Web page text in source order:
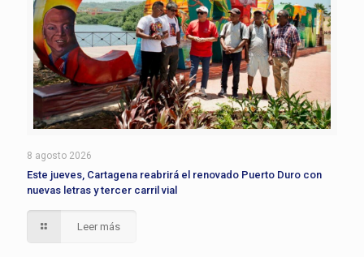
8 agosto 2026
Este jueves, Cartagena reabrirá el renovado Puerto Duro con
nuevas letras y tercer carril vial
Leer más